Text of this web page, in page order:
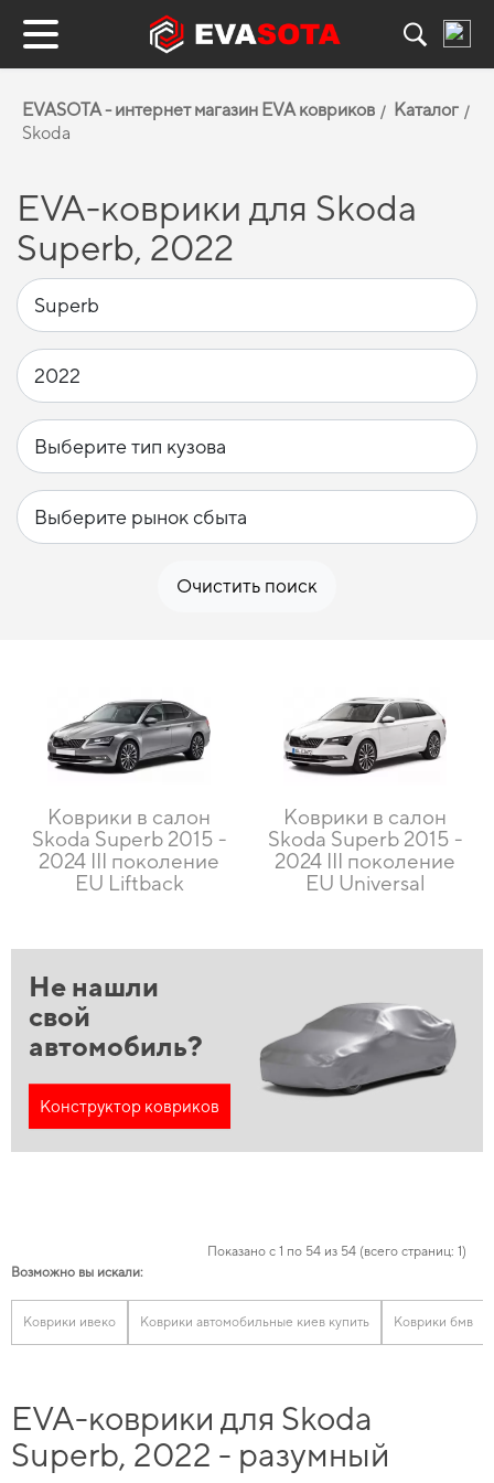
EVASOTA - интернет магазин EVA ковриков
Каталог
Skoda
EVA-коврики для Skoda
Superb, 2022
Очистить поиск
Коврики в салон
Skoda Superb 2015 -
2024 III поколение
EU Liftback
Коврики в салон
Skoda Superb 2015 -
2024 III поколение
EU Universal
Не нашли
свой
автомобиль?
Конструктор ковриков
Показано с 1 по 54 из 54 (всего страниц: 1)
Возможно вы искали:
Коврики ивеко Коврики автомобильные киев купить Коврики бмв
EVA-коврики для Skoda
Superb, 2022 - разумный